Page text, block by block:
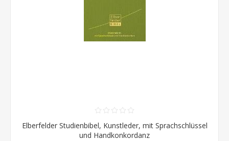
Elberfelder Studienbibel, Kunstleder, mit Sprachschlüssel
und Handkonkordanz